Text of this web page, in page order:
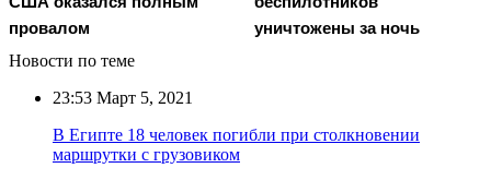
провалом
уничтожены за ночь
Новости по теме
23:53 Март 5, 2021
В Египте 18 человек погибли при столкновении
маршрутки с грузовиком